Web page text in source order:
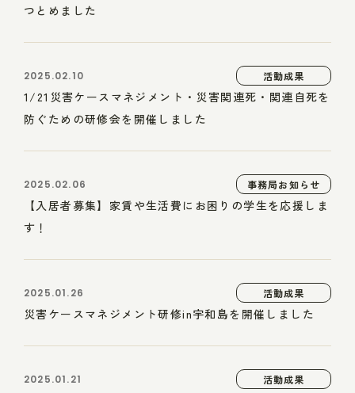
つとめました
2025.02.10 活動成果
1/21災害ケースマネジメント・災害関連死・関連自死を
防ぐための研修会を開催しました
2025.02.06 事務局お知らせ
【入居者募集】家賃や生活費にお困りの学生を応援しま
す！
2025.01.26 活動成果
災害ケースマネジメント研修in宇和島を開催しました
2025.01.21 活動成果